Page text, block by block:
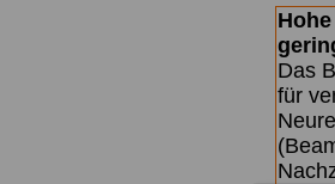
Das
für